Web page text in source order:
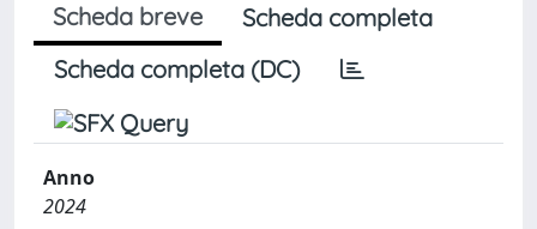
Scheda breve
Scheda completa
Scheda completa (DC)
Anno
2024